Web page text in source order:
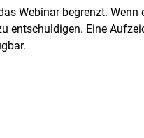
Webinar begrenzt. Wenn
entschuldigen. Eine